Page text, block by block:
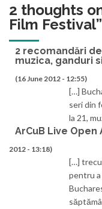
2 thoughts
Film Festival”
2 recomandări
muzica, ganduri
(16 June 2012 - 12:55)
[…]
seri din
la 21,
ArCuB Live Open
2012 - 13:18)
[…]
pentru a